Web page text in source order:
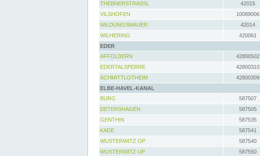
THEBNERSTRASSL
42015
VILSHOFEN
10089006
WILDUNGSMAUER
42014
WILHERING
420061
EDER
AFFOLDERN
42800502
EDERTALSPERRE
42800310
SCHMITTLOTHEIM
42800309
ELBE-HAVEL-KANAL
BURG
587507
DETERSHAGEN
587505
GENTHIN
587535
KADE
587541
WUSTERWITZ OP
587540
WUSTERWITZ UP
587550